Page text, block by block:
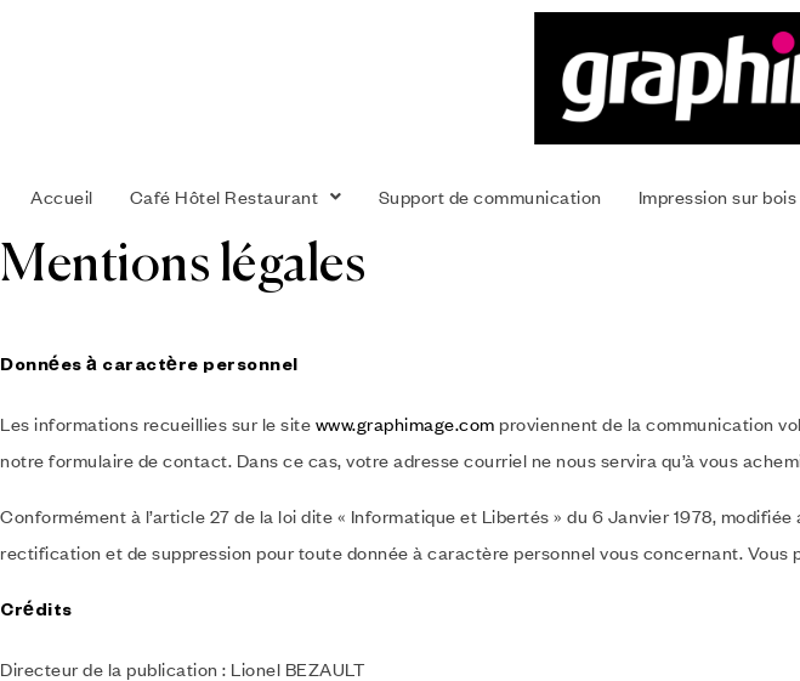
Accueil Café Hôtel Restaurant Support de communication Impression sur bois
Mentions légales
Données à caractère personnel
Les informations recueillies sur le site www.graphimage.com proviennent de la communication
notre formulaire de contact. Dans ce cas, votre adresse courriel ne nous servira qu’à vous
Conformément à l’article 27 de la loi dite « Informatique et Libertés » du 6 Janvier 1978,
rectification et de suppression pour toute donnée à caractère personnel vous concernant.
Crédits
Directeur de la publication : Lionel BEZAULT